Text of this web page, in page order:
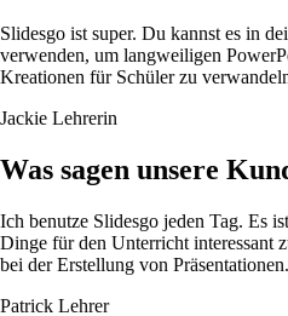
Slidesgo ist super. Du kannst es in
verwenden, um langweiligen
Kreationen für Schüler zu
Jackie Lehrerin
Was sagen unsere
Ich benutze Slidesgo jeden Tag. Es
Dinge für den Unterricht interessant
bei der Erstellung von Präsentationen.
Patrick Lehrer